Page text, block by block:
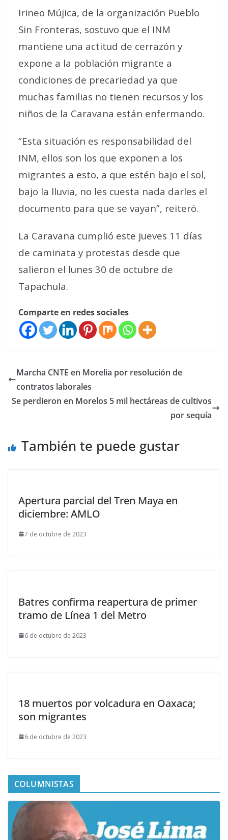
Irineo Mújica, de la organización Pueblo
Sin Fronteras, sostuvo que el INM
mantiene una actitud de cerrazón y
expone a la población migrante a
condiciones de precariedad ya que
muchas familias no tienen recursos y los
niños de la Caravana están enfermando.
“Esta situación es responsabilidad del
INM, ellos son los que exponen a los
migrantes a esto, a que estén bajo el sol,
bajo la lluvia, no les cuesta nada darles el
documento para que se vayan”, reiteró.
La Caravana cumplió este jueves 11 días
de caminata y protestas desde que
salieron el lunes 30 de octubre de
Tapachula.
Comparte en redes sociales
Marcha CNTE en Morelia por resolución de
contratos laborales
Se perdieron en Morelos 5 mil hectáreas de cultivos
por sequía
También te puede gustar
Apertura parcial del Tren Maya en
diciembre: AMLO
7 de octubre de 2023
Batres confirma reapertura de primer
tramo de Línea 1 del Metro
6 de octubre de 2023
18 muertos por volcadura en Oaxaca;
son migrantes
6 de octubre de 2023
COLUMNISTAS